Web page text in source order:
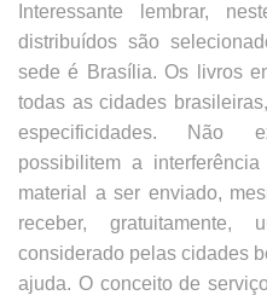
Interessante lembrar,
distribuídos são
sede é Brasília. Os livros
todas as cidades
especificidades. Não
possibilitem a
material a ser enviado,
receber,
considerado pelas cidades
ajuda. O conceito de